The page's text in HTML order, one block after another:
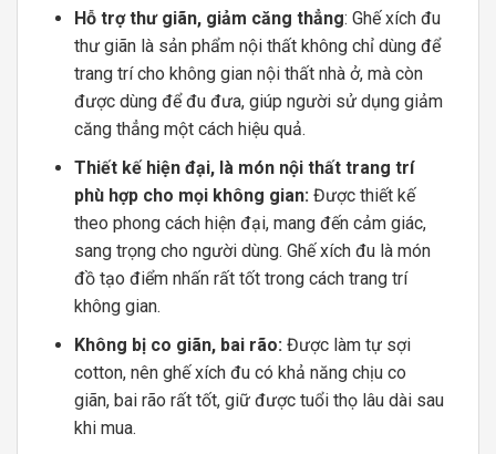
Hỗ trợ thư giãn, giảm căng thẳng: Ghế xích đu
thư giãn là sản phẩm nội thất không chỉ dùng để
trang trí cho không gian nội thất nhà ở, mà còn
được dùng để đu đưa, giúp người sử dụng giảm
căng thẳng một cách hiệu quả.
Thiết kế hiện đại, là món nội thất trang trí
phù hợp cho mọi không gian:Được thiết kế
theo phong cách hiện đại, mang đến cảm giác,
sang trọng cho người dùng. Ghế xích đu là món
đồ tạo điểm nhấn rất tốt trong cách trang trí
không gian.
Không bị co giãn, bai rão: Được làm tự sợi
cotton, nên ghế xích đu có khả năng chịu co
giãn, bai rão rất tốt, giữ được tuổi thọ lâu dài sau
khi mua.